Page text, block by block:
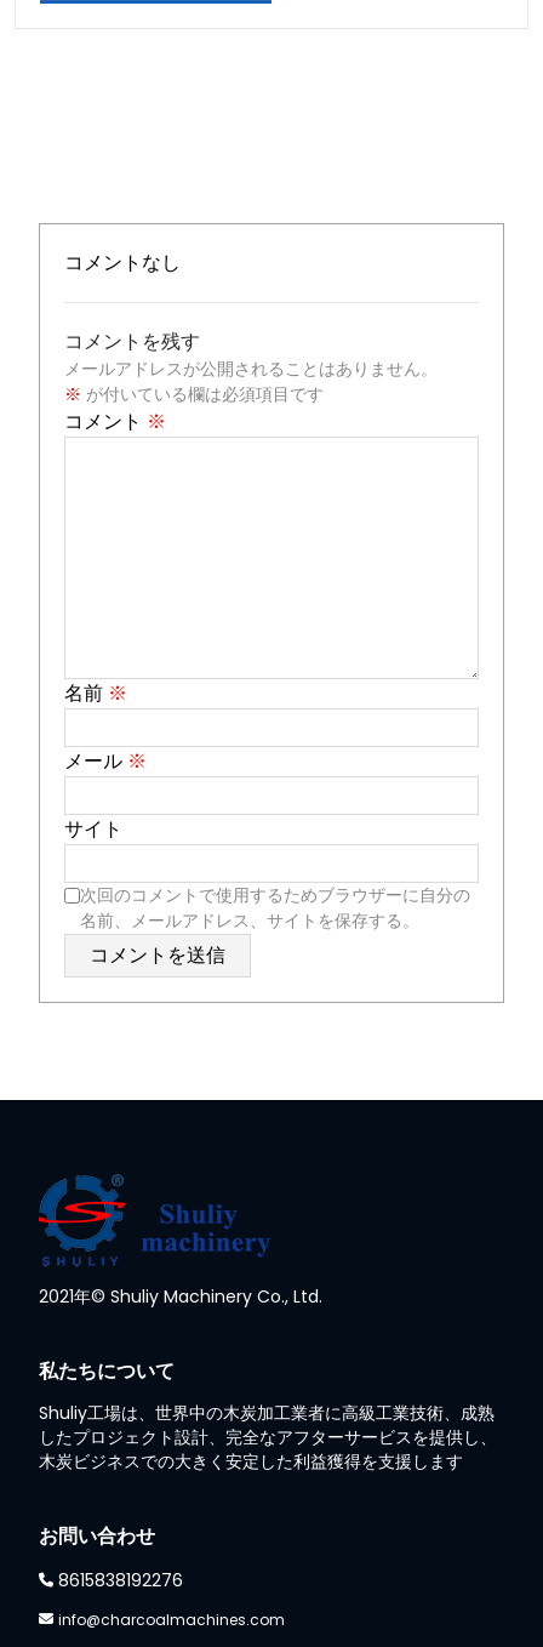
コメントなし
コメントを残す
メールアドレスが公開されることはありません。
※ が付いている欄は必須項目です
コメント ※
名前 ※
メール ※
サイト
次回のコメントで使用するためブラウザーに自分の
名前、メールアドレス、サイトを保存する。
2021年© Shuliy Machinery Co., Ltd.
私たちについて
Shuliy工場は、世界中の木炭加工業者に高級工業技術、成熟
したプロジェクト設計、完全なアフターサービスを提供し、
木炭ビジネスでの大きく安定した利益獲得を支援します
お問い合わせ
8615838192276
info@charcoalmachines.com